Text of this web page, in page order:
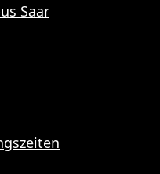
Saar